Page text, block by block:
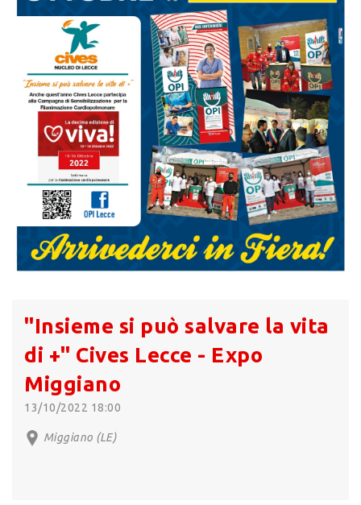
"Insieme si può salvare la vita
di +" Cives Lecce - Expo
Miggiano
13/10/2022 18:00
Miggiano (LE)